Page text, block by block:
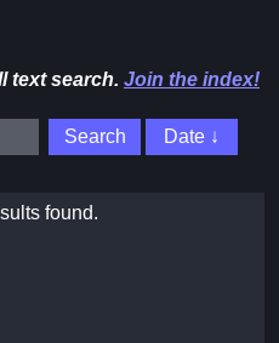
text search. Join the index!
found.